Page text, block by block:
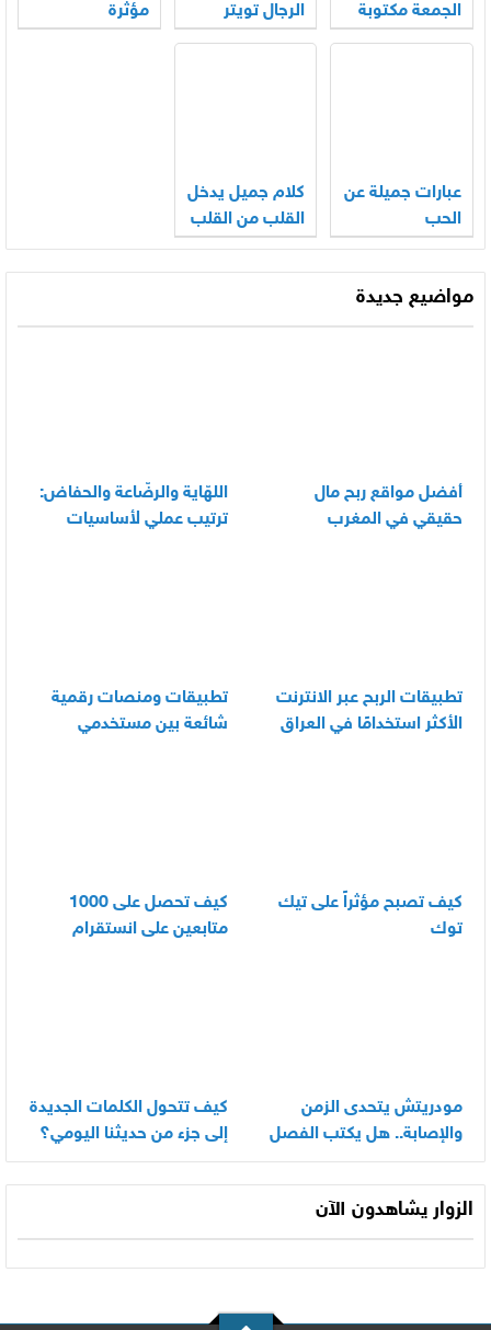
الجمعة مكتوبة
الرجال تويتر
مؤثرة
عبارات جميلة عن
الحب
كلام جميل يدخل
القلب من القلب
مواضيع جديدة
أفضل مواقع ربح مال
حقيقي في المغرب
اللهّاية والرضّاعة والحفاض:
ترتيب عملي لأساسيات
تطبيقات الربح عبر الانترنت
الأكثر استخدامًا في العراق
تطبيقات ومنصات رقمية
شائعة بين مستخدمي
كيف تصبح مؤثراً على تيك
توك
كيف تحصل على 1000
متابعين على انستقرام
مودريتش يتحدى الزمن
والإصابة.. هل يكتب الفصل
الأخير في أسطورته
المونديالية؟
كيف تتحول الكلمات الجديدة
إلى جزء من حديثنا اليومي؟
الزوار يشاهدون الآن